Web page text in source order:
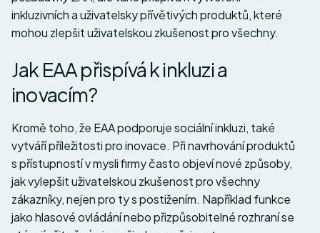
inkluzivních a uživatelsky přívětivých produktů, které
mohou zlepšit uživatelskou zkušenost pro všechny.
Jak EAA přispívá k inkluzi a
inovacím?
Kromě toho, že EAA podporuje sociální inkluzi, také
vytváří příležitosti pro inovace. Při navrhování produktů
s přístupností v mysli firmy často objeví nové způsoby,
jak vylepšit uživatelskou zkušenost pro všechny
zákazníky, nejen pro ty s postižením. Například funkce
jako hlasové ovládání nebo přizpůsobitelné rozhraní se